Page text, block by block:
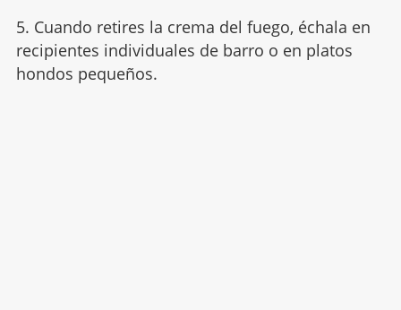
5. Cuando retires la crema del fuego, échala en
recipientes individuales de barro o en platos
hondos pequeños.